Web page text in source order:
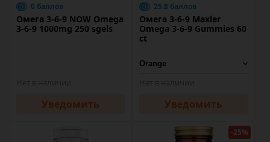
0 баллов
Омега 3-6-9 NOW Omega
3-6-9 1000mg 250 sgels
Уведомить
25.8 баллов
Омега 3-6-9 Maxler
Omega 3-6-9 Gummies 60
ct
Уведомить
-25%